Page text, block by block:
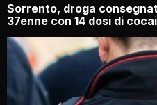
Sorrento, droga
37enne con 14 dosi di